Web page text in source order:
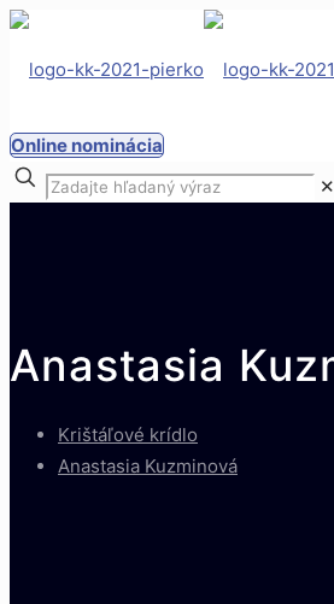
Online nominácia
✕
Anastasia
Krištáľové krídlo
Anastasia Kuzminová